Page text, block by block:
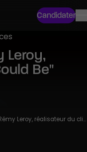
Candidater
Leroy,
Be"
Rencontre avec Rémy Leroy, réalisateur du clip « I Could Be »